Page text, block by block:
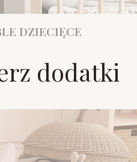
DZIECIĘCE
dodatki